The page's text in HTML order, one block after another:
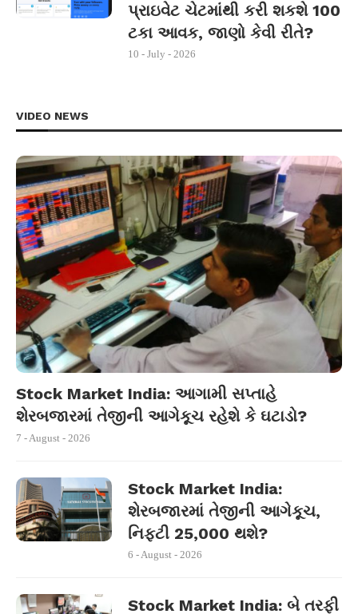
પ્રાઇવેટ ચેટમાંથી કરી શકશે 100
ટકા આવક, જાણો કેવી રીતે?
10 - July - 2026
VIDEO NEWS
Stock Market India: આગામી સપ્તાહે
શેરબજારમાં તેજીની આગેકૂચ રહેશે કે ઘટાડો?
7 - August - 2026
Stock Market India:
શેરબજારમાં તેજીની આગેકૂચ,
નિફ્ટી 25,000 થશે?
6 - August - 2026
Stock Market India: બે તરફી